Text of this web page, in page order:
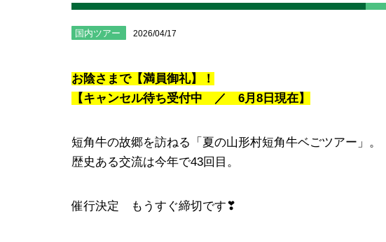
国内ツアー 2026/04/17
お陰さまで【満員御礼】！
【キャンセル待ち受付中 ／ 6月8日現在】
短角牛の故郷を訪ねる「夏の山形村短角牛ベごツアー」。
歴史ある交流は今年で43回目。
催行決定 もうすぐ締切です❣